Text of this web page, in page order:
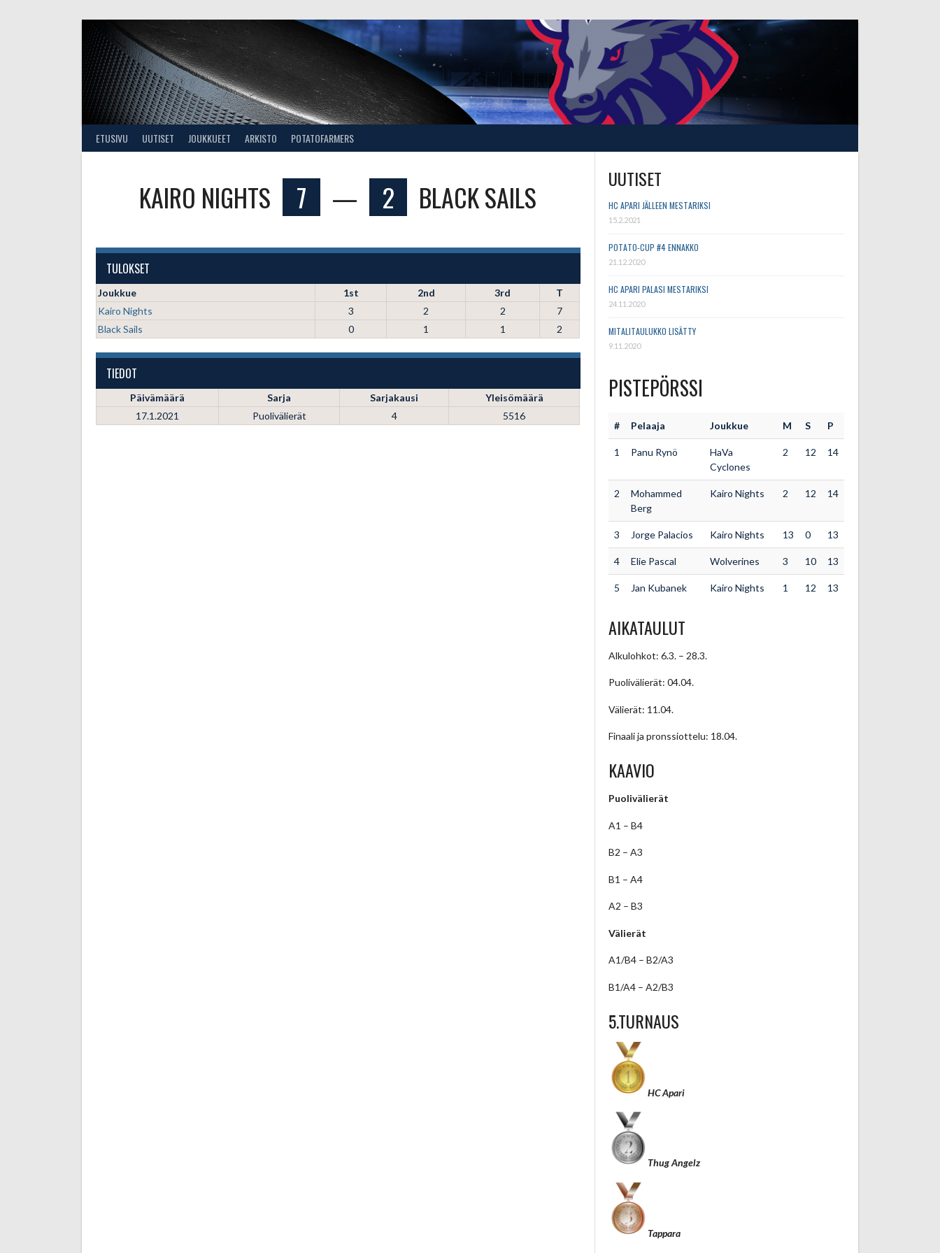
ETUSIVU UUTISET JOUKKUEET ARKISTO POTATOFARMERS
KAIRO NIGHTS 7 — 2 BLACK SAILS
TULOKSET
Joukkue 1st 2nd 3rd
T
Kairo Nights
3 2 2
7
Black Sails
0 1 1 2
TIEDOT
Päivämäärä Sarja Sarjakausi
Yleisömäärä
17.1.2021
Puolivälierät 4 5516
UUTISET
HC APARI JÄLLEEN MESTARIKSI
15.2.2021
POTATO-CUP #4 ENNAKKO
21.12.2020
HC APARI PALASI MESTARIKSI
24.11.2020
MITALITAULUKKO LISÄTTY
9.11.2020
PISTEPÖRSSI
# Pelaaja Joukkue M S P
1 Panu Rynö
HaVa
Cyclones
2 12 14
2
Mohammed
Berg
Kairo Nights 2 12 14
3 Jorge Palacios Kairo Nights 13 0 13
4 Elie Pascal Wolverines 3 10 13
5 Jan Kubanek Kairo Nights 1 12 13
AIKATAULUT
Alkulohkot: 6.3. – 28.3.
Puolivälierät: 04.04.
Välierät: 11.04.
Finaali ja pronssiottelu: 18.04.
KAAVIO
Puolivälierät
A1 – B4
B2 – A3
B1 – A4
A2 – B3
Välierät
A1/B4 – B2/A3
B1/A4 – A2/B3
5.TURNAUS
HC Apari
Thug Angelz
Tappara